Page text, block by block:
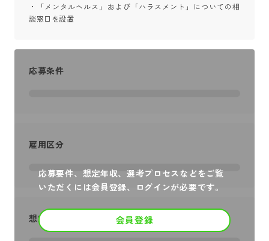
・「メンタルヘルス」および「ハラスメント」についての相
談窓口を設置
応募要件、想定年収、選考プロセスなどをご覧
いただくには会員登録、ログインが必要です。
会員登録
応募条件
雇用区分
想定年収